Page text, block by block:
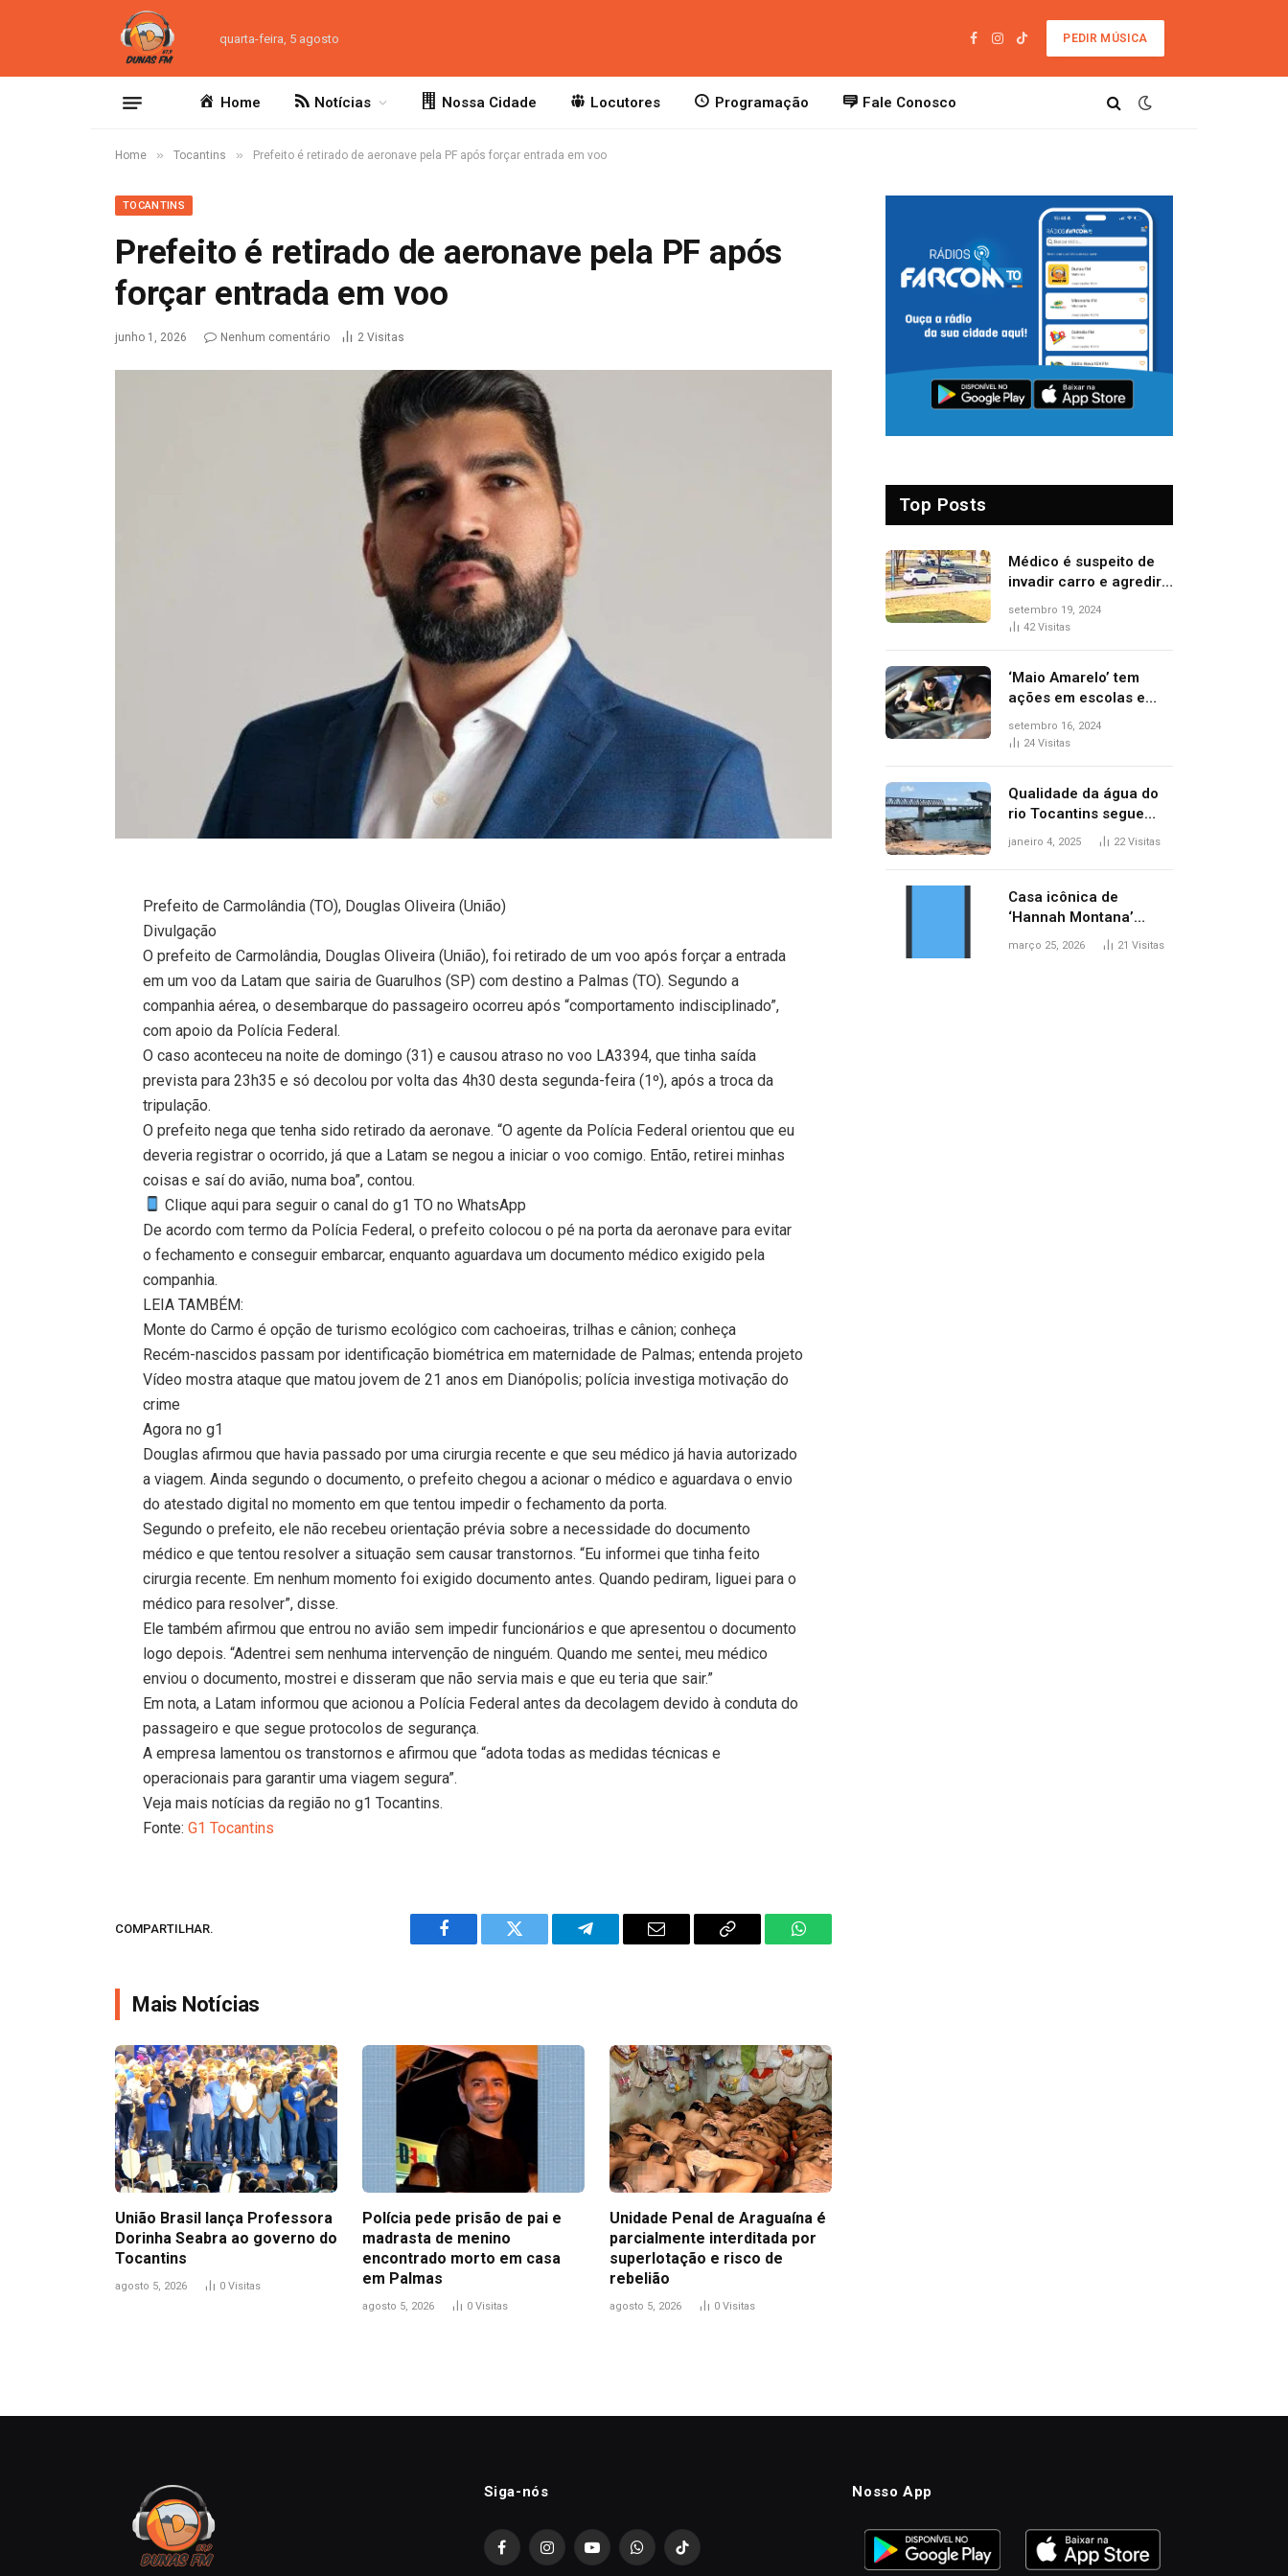
quarta-feira, 5 agosto
Facebook
Instagram
TikTok
PEDIR MÚSICA
Home Notícias Nossa Cidade Locutores Programação Fale Conosco
Home » Tocantins » Prefeito é retirado de aeronave pela PF após forçar entrada em voo
TOCANTINS
Prefeito é retirado de aeronave pela PF após
forçar entrada em voo
junho 1, 2026 Nenhum comentário 2 Visitas
Prefeito de Carmolândia (TO), Douglas Oliveira (União)
Divulgação
O prefeito de Carmolândia, Douglas Oliveira (União), foi retirado de um voo após forçar a entrada
em um voo da Latam que sairia de Guarulhos (SP) com destino a Palmas (TO). Segundo a
companhia aérea, o desembarque do passageiro ocorreu após “comportamento indisciplinado”,
com apoio da Polícia Federal.
O caso aconteceu na noite de domingo (31) e causou atraso no voo LA3394, que tinha saída
prevista para 23h35 e só decolou por volta das 4h30 desta segunda-feira (1º), após a troca da
tripulação.
O prefeito nega que tenha sido retirado da aeronave. “O agente da Polícia Federal orientou que eu
deveria registrar o ocorrido, já que a Latam se negou a iniciar o voo comigo. Então, retirei minhas
coisas e saí do avião, numa boa”, contou.
Clique aqui para seguir o canal do g1 TO no WhatsApp
De acordo com termo da Polícia Federal, o prefeito colocou o pé na porta da aeronave para evitar
o fechamento e conseguir embarcar, enquanto aguardava um documento médico exigido pela
companhia.
LEIA TAMBÉM:
Monte do Carmo é opção de turismo ecológico com cachoeiras, trilhas e cânion; conheça
Recém-nascidos passam por identificação biométrica em maternidade de Palmas; entenda projeto
Vídeo mostra ataque que matou jovem de 21 anos em Dianópolis; polícia investiga motivação do
crime
Agora no g1
Douglas afirmou que havia passado por uma cirurgia recente e que seu médico já havia autorizado
a viagem. Ainda segundo o documento, o prefeito chegou a acionar o médico e aguardava o envio
do atestado digital no momento em que tentou impedir o fechamento da porta.
Segundo o prefeito, ele não recebeu orientação prévia sobre a necessidade do documento
médico e que tentou resolver a situação sem causar transtornos. “Eu informei que tinha feito
cirurgia recente. Em nenhum momento foi exigido documento antes. Quando pediram, liguei para o
médico para resolver”, disse.
Ele também afirmou que entrou no avião sem impedir funcionários e que apresentou o documento
logo depois. “Adentrei sem nenhuma intervenção de ninguém. Quando me sentei, meu médico
enviou o documento, mostrei e disseram que não servia mais e que eu teria que sair.”
Em nota, a Latam informou que acionou a Polícia Federal antes da decolagem devido à conduta do
passageiro e que segue protocolos de segurança.
A empresa lamentou os transtornos e afirmou que “adota todas as medidas técnicas e
operacionais para garantir uma viagem segura”.
Veja mais notícias da região no g1 Tocantins.
Fonte:G1 Tocantins
COMPARTILHAR.
Facebook Twitter Telegram Email
Copy
WhatsApp
Mais Notícias
União Brasil lança Professora
Dorinha Seabra ao governo do
Tocantins
agosto 5, 2026 0 Visitas
Polícia pede prisão de pai e
madrasta de menino
encontrado morto em casa
em Palmas
agosto 5, 2026 0 Visitas
Unidade Penal de Araguaína é
parcialmente interditada por
superlotação e risco de
rebelião
agosto 5, 2026 0 Visitas
Top Posts
Médico é suspeito de
invadir carro e agredir
delegado aposentado
durante confusão no
setembro 19, 2024
42Visitas
‘Maio Amarelo’ tem
ações em escolas e
ruas para prevenir
acidentes no trânsito
setembro 16, 2024
24 Visitas
Qualidade da água do
rio Tocantins segue
sem indicar alterações
afirma ANA
janeiro 4, 2025 22Visitas
Casa icônica de
‘Hannah Montana’
poderá ser alugada por
março 25, 2026 21 Visitas
Siga-nós
FacebookInstagramYouTubeWhatsAppTikTok
Nosso App